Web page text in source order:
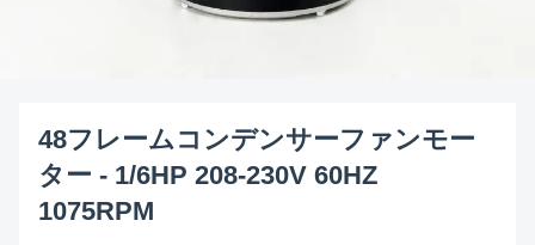
48フレームコンデンサーファンモー
ター - 1/6HP 208-230V 60HZ
1075RPM